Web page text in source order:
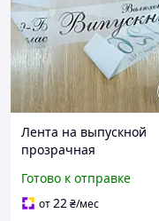
Лента на выпускной
прозрачная
Готово к отправке
от22₴/мес